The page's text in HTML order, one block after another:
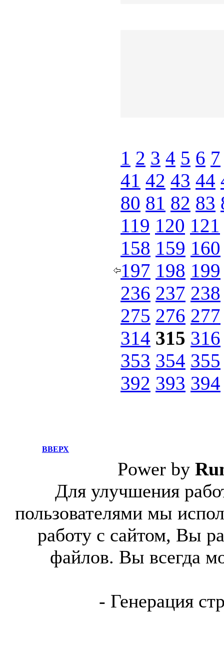
1 2 3 4 5 6 7
41 42 43 44
80 81 82 83
119 120 121
158 159 160
197 198 199
236 237 238
275 276 277
314 315 316
353 354 355
392 393 394
ВВЕРХ
Power by
Для улучшения
пользователями мы
работу с сайтом, Вы
файлов. Вы всегда
- Генерация